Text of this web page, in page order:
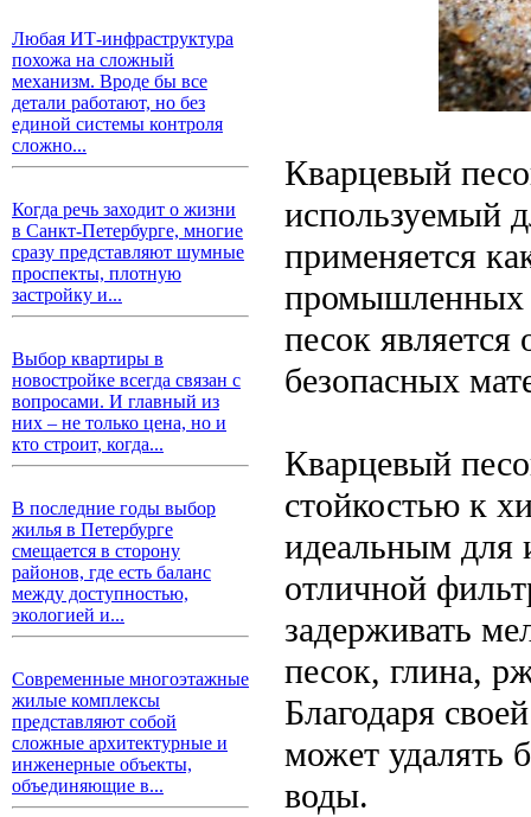
Любая ИТ-инфраструктура
похожа на сложный
механизм. Вроде бы все
детали работают, но без
единой системы контроля
сложно...
Когда речь заходит о жизни
в Санкт-Петербурге, многие
сразу представляют шумные
проспекты, плотную
застройку и...
Выбор квартиры в
новостройке всегда связан с
вопросами. И главный из
них – не только цена, но и
кто строит, когда...
В последние годы выбор
жилья в Петербурге
смещается в сторону
районов, где есть баланс
между доступностью,
экологией и...
Современные многоэтажные
жилые комплексы
представляют собой
сложные архитектурные и
инженерные объекты,
объединяющие в...
Кварцевый
используемый
применяется
промышленных
песок
безопасных
Кварцевый
стойкостью к
идеальным для
отличной
задерживать
песок, глина,
Благодаря
может удалять
воды.